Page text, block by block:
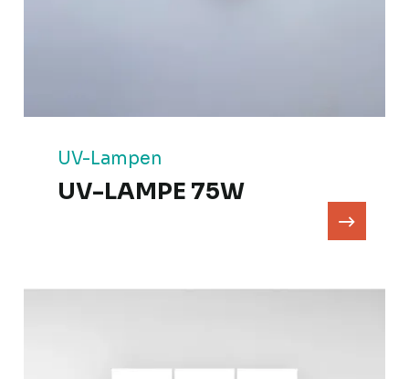
UV-Lampen
UV-LAMPE 75W